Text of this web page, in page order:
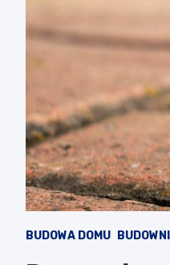
BUDOWA DOMU